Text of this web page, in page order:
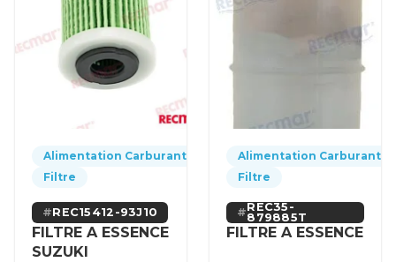
Alimentation Carburant
Filtre
REC15412-93J10
FILTRE A ESSENCE
SUZUKI
Alimentation Carburant
Filtre
REC35-
879885T
FILTRE A ESSENCE